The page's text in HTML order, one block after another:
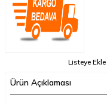
Listeye Ekle
Ürün Açıklaması